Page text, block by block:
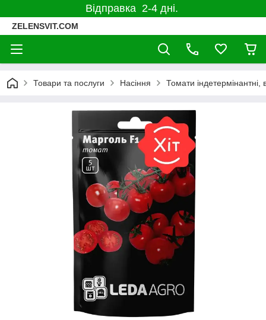
Відправка 2-4 дні.
ZELENSVIT.COM
Товари та послуги Насіння Томати індетермінантні,